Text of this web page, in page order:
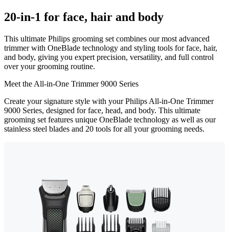
20-in-1 for face, hair and body
This ultimate Philips grooming set combines our most advanced
trimmer with OneBlade technology and styling tools for face, hair,
and body, giving you expert precision, versatility, and full control
over your grooming routine.
Meet the All-in-One Trimmer 9000 Series
Create your signature style with your Philips All-in-One Trimmer
9000 Series, designed for face, head, and body. This ultimate
grooming set features unique OneBlade technology as well as our
stainless steel blades and 20 tools for all your grooming needs.